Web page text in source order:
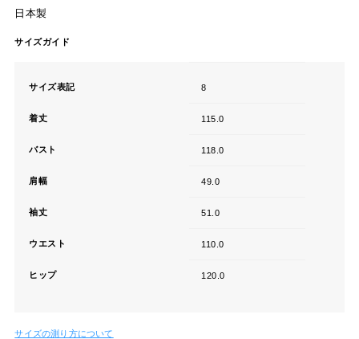
日本製
サイズガイド
サイズ表記 8
着丈 115.0
バスト 118.0
肩幅 49.0
袖丈 51.0
ウエスト 110.0
ヒップ 120.0
サイズの測り方について